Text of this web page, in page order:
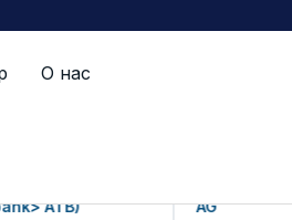
О нас
ATB) AGBAP